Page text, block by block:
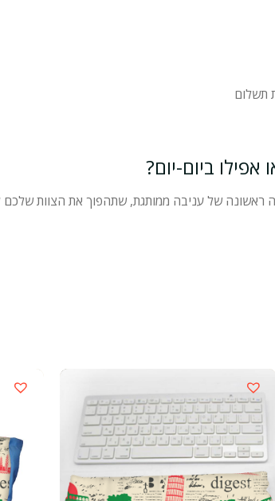
תשלום
ביום-יום?
ראשונה של עניבה ממותגת, שתהפוך את הצוות